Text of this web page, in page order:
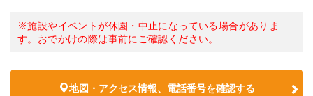
※施設やイベントが休園・中止になっている場合がありま
す。おでかけの際は事前にご確認ください。
地図・アクセス情報、電話番号を確認する